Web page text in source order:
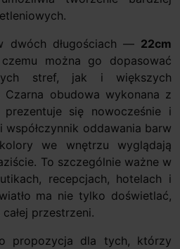
dwóch długościach — 22cm
można go dopasować
stref, jak i większych
obudowa wykonana z
się nowocześnie i
oddawania barw
we wnętrzu wyglądają
To szczególnie ważne w
recepcjach, hotelach i
ma nie tylko doświetlać,
przestrzeni.
propozycja dla tych, którzy